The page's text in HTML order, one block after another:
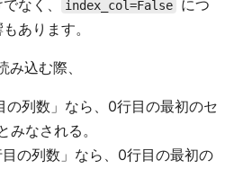
なく、
index_col=False
につ
あります。
込む際、
の列数」なら、0行目の最初のセ
みなされる。
目の列数」なら、0行目の最初の